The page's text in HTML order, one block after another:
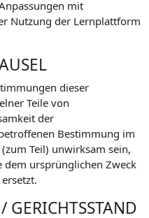
mit
Nutzung der Lernplattform
dieser
Teile von
der
Bestimmung im
Teil) unwirksam sein,
dem ursprünglichen Zweck
GERICHTSSTAND